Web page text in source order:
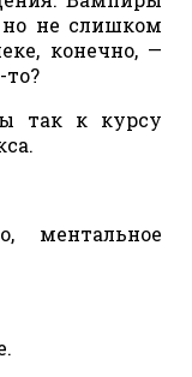
но не слишком
конечно, —
то?
так к курсу
ментальное